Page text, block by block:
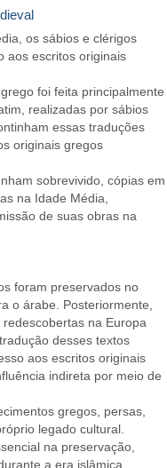
os sábios e clérigos
aos escritos originais
foi feita principalmente
realizadas por sábios
essas traduções
originais gregos
sobrevivido, cópias em
na Idade Média,
de suas obras na
foram preservados no
o árabe. Posteriormente,
na Europa
desses textos
aos escritos originais
indireta por meio de
gregos, persas,
legado cultural.
na preservação,
a era islâmica